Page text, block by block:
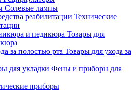
Солевые лампы
Технические
Товары для
Товары для ухода за
Фены и приборы для